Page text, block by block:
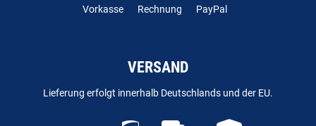
Vorkasse Rechnung PayPal
VERSAND
Lieferung erfolgt innerhalb Deutschlands und der EU.